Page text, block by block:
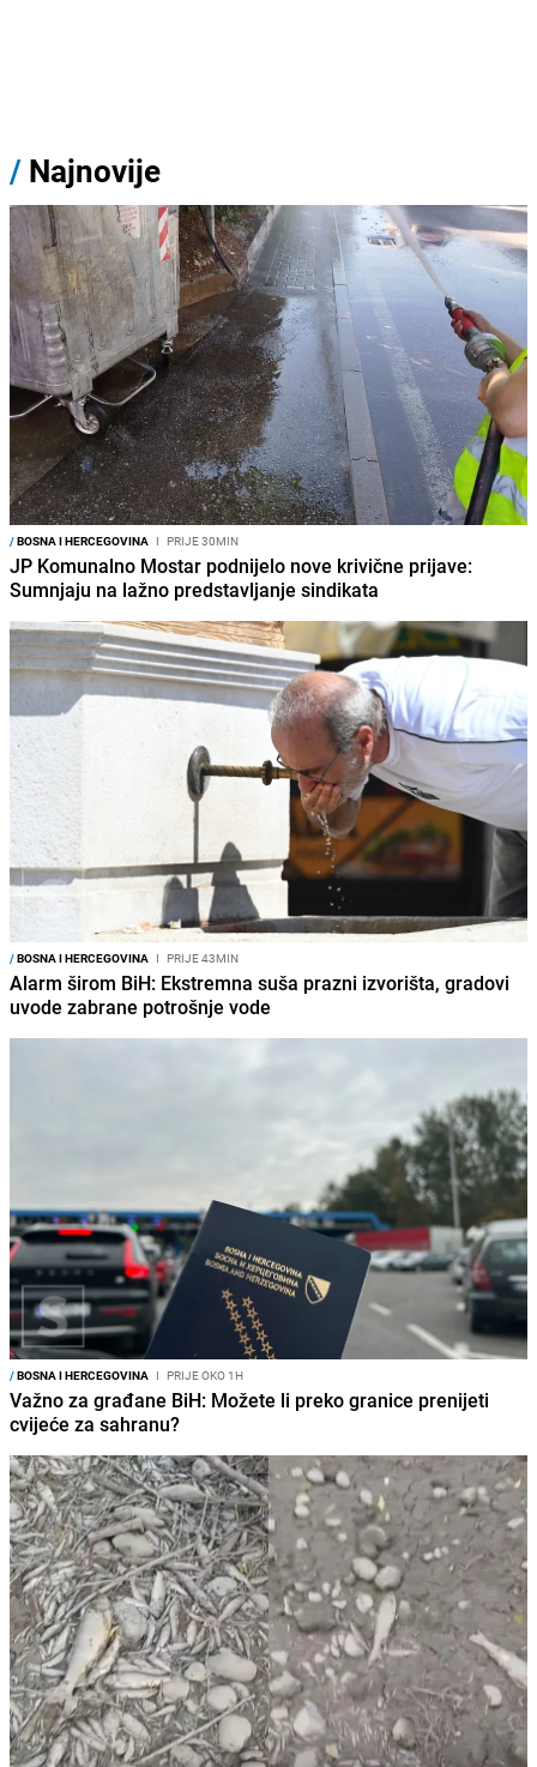
/ Najnovije
/BOSNA I HERCEGOVINA I PRIJE 30MIN
JP Komunalno Mostar podnijelo nove krivične prijave:
Sumnjaju na lažno predstavljanje sindikata
/BOSNA I HERCEGOVINA I PRIJE 43MIN
Alarm širom BiH: Ekstremna suša prazni izvorišta, gradovi
uvode zabrane potrošnje vode
/BOSNA I HERCEGOVINA I PRIJE OKO 1H
Važno za građane BiH: Možete li preko granice prenijeti
cvijeće za sahranu?